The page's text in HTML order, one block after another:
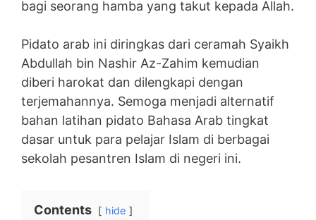
bagi seorang hamba yang takut kepada Allah.
Pidato arab ini diringkas dari ceramah Syaikh
Abdullah bin Nashir Az-Zahim kemudian
diberi harokat dan dilengkapi dengan
terjemahannya. Semoga menjadi alternatif
bahan latihan pidato Bahasa Arab tingkat
dasar untuk para pelajar Islam di berbagai
sekolah pesantren Islam di negeri ini.
Contents hide